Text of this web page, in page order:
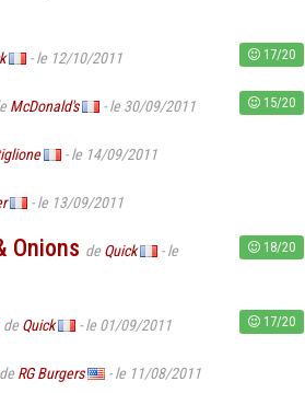
- le 12/10/2011 17/20
McDonald's - le 30/09/2011 15/20
- le 14/09/2011
- le 13/09/2011
Onions de Quick
- le
18/20
de Quick - le 01/09/2011 17/20
de RG Burgers - le 11/08/2011